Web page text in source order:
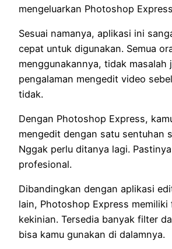
mengeluarkan Photoshop
Sesuai namanya, aplikasi ini
cepat untuk digunakan. Semua
menggunakannya, tidak masalah
pengalaman mengedit video
tidak.
Dengan Photoshop Express,
mengedit dengan satu sentuhan
Nggak perlu ditanya lagi.
profesional.
Dibandingkan dengan aplikasi
lain, Photoshop Express
kekinian. Tersedia banyak filter
bisa kamu gunakan di dalamnya.